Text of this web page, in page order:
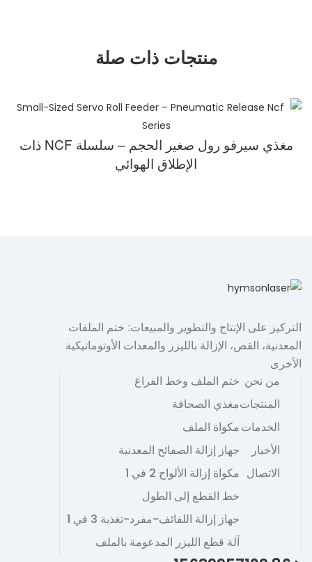
منتجات ذات صلة
مغذي سيرفو رول صغير الحجم – سلسلة NCF ذات
الإطلاق الهوائي
التركيز على الإنتاج والتطوير والمبيعات: ختم الملفات
المعدنية، القص، الإزالة بالليزر والمعدات الأوتوماتيكية
الأخرى
من نحن
المنتجات
الخدمات
الأخبار
الاتصال
ختم الملف وخط الفراغ
مغذي الصحافة
مكواة الملف
جهاز إزالة الصفائح المعدنية
مكواة إزالة الألواح 2 في 1
خط القطع إلى الطول
جهاز إزالة اللفائف-مفرد-تغذية 3 في 1
آلة قطع الليزر المدعومة بالملف